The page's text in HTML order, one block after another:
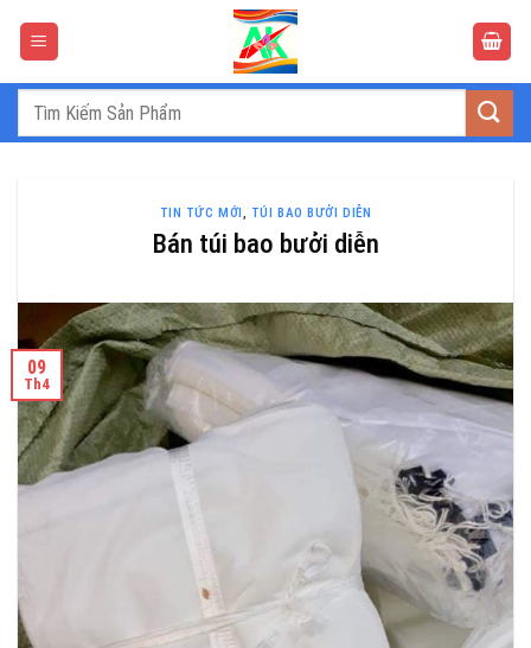
Tìm
TIN TỨC MỚI , TÚI BAO BƯỞI DIỄN
Bán túi bao bưởi diễn
09
Th4